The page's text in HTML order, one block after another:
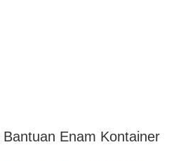
Enam Kontainer